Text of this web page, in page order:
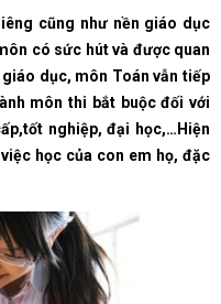
cũng như nền giáo dục
có sức hút và được quan
dục, môn Toán vẫn tiếp
môn thi bắt buộc đối với
nghiệp, đại học,…Hiện
học của con em họ, đặc